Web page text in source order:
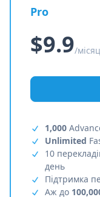
Pro
$9.9/
1,000
Unlimited
10
день
Підтримка
Аж до